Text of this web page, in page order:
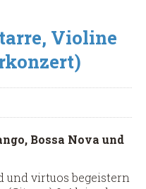
Violine
Bossa Nova und
virtuos begeistern